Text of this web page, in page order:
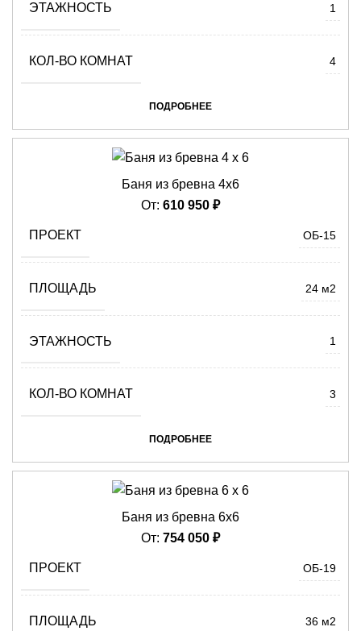
ЭТАЖНОСТЬ 1
КОЛ-ВО КОМНАТ 4
ПОДРОБНЕЕ
Баня из бревна 4х6
От: 610 950 ₽
ПРОЕКТ ОБ-15
ПЛОЩАДЬ 24 м2
ЭТАЖНОСТЬ 1
КОЛ-ВО КОМНАТ 3
ПОДРОБНЕЕ
Баня из бревна 6х6
От: 754 050 ₽
ПРОЕКТ ОБ-19
ПЛОЩАДЬ 36 м2